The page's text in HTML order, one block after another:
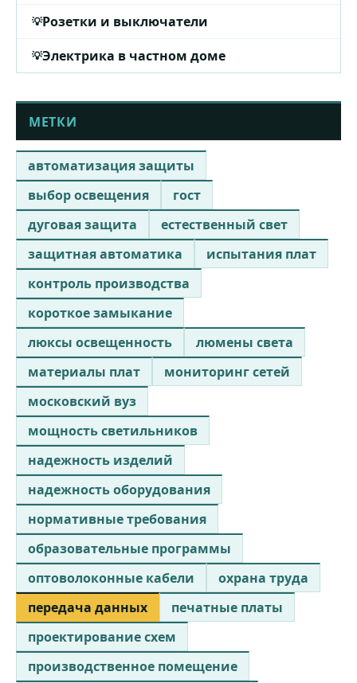
Розетки и выключатели
Электрика в частном доме
МЕТКИ
автоматизация защиты
выбор освещения
гост
дуговая защита
естественный свет
защитная автоматика
испытания плат
контроль производства
короткое замыкание
люксы освещенность
люмены света
материалы плат
мониторинг сетей
московский вуз
мощность светильников
надежность изделий
надежность оборудования
нормативные требования
образовательные программы
оптоволоконные кабели
охрана труда
передача данных
печатные платы
проектирование схем
производственное помещение